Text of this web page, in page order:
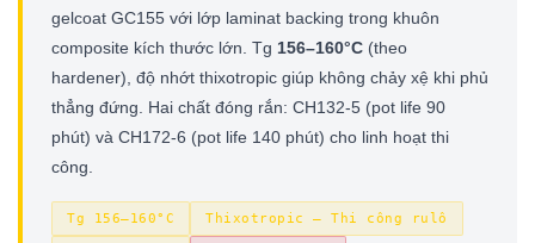
gelcoat GC155 với lớp laminat backing trong khuôn
composite kích thước lớn. Tg 156–160°C (theo
hardener), độ nhớt thixotropic giúp không chảy xệ khi phủ
thẳng đứng. Hai chất đóng rắn: CH132-5 (pot life 90
phút) và CH172-6 (pot life 140 phút) cho linh hoạt thi
công.
Tg 156–160°C Thixotropic — Thi công rulô